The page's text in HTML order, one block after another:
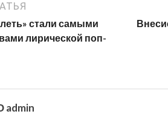
стали самыми
лирической поп-
admin